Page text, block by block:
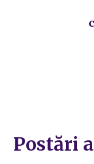
Postări